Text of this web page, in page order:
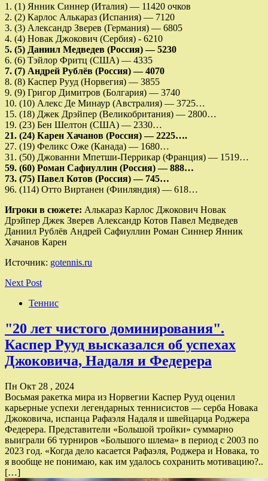
1. (1) Янник Синнер (Италия) — 11420 очков
2. (2) Карлос Алькараз (Испания) — 7120
3. (3) Александр Зверев (Германия) — 6805
4. (4) Новак Джокович (Сербия) - 6210
5. (5) Даниил Медведев (Россия) — 5230
6. (6) Тэйлор Фритц (США) — 4335
7. (7) Андрей Рублёв (Россия) — 4070
8. (8) Каспер Рууд (Норвегия) — 3855
9. (9) Григор Димитров (Болгария) — 3740
10. (10) Алекс Де Минаур (Австралия) — 3725…
15. (18) Джек Дрэйпер (Великобритания) — 2800…
19. (23) Бен Шелтон (США) — 2330…
21. (24) Карен Хачанов (Россия) — 2225….
27. (19) Феликс Оже (Канада) — 1680…
31. (50) Джованни Мпетши-Перрикар (Франция) — 1519…
59. (60) Роман Сафиуллин (Россия) — 888…
73. (75) Павел Котов (Россия ) — 745…
96. (114) Отто Виртанен (Финляндия) — 618…
Игроки в сюжете: Алькараз Карлос Джокович Новак
Дрэйпер Джек Зверев Александр Котов Павел Медведев
Даниил Рублёв Андрей Сафиуллин Роман Синнер Янник
Хачанов Карен
Источник: gotennis.ru
Next Post
Теннис
"20 лет чистого доминирования".
Каспер Рууд высказался об успехах
Джоковича, Надаля и Федерера
Пн Окт 28 , 2024
Восьмая ракетка мира из Норвегии Каспер Рууд оценил
карьерные успехи легендарных теннисистов — серба Новака
Джоковича, испанца Рафаэля Надаля и швейцарца Роджера
Федерера. Представители «Большой тройки» суммарно
выиграли 66 турниров «Большого шлема» в период с 2003 по
2023 год. «Когда дело касается Рафаэля, Роджера и Новака, то
я вообще не понимаю, как им удалось сохранить мотивацию?..
[…]